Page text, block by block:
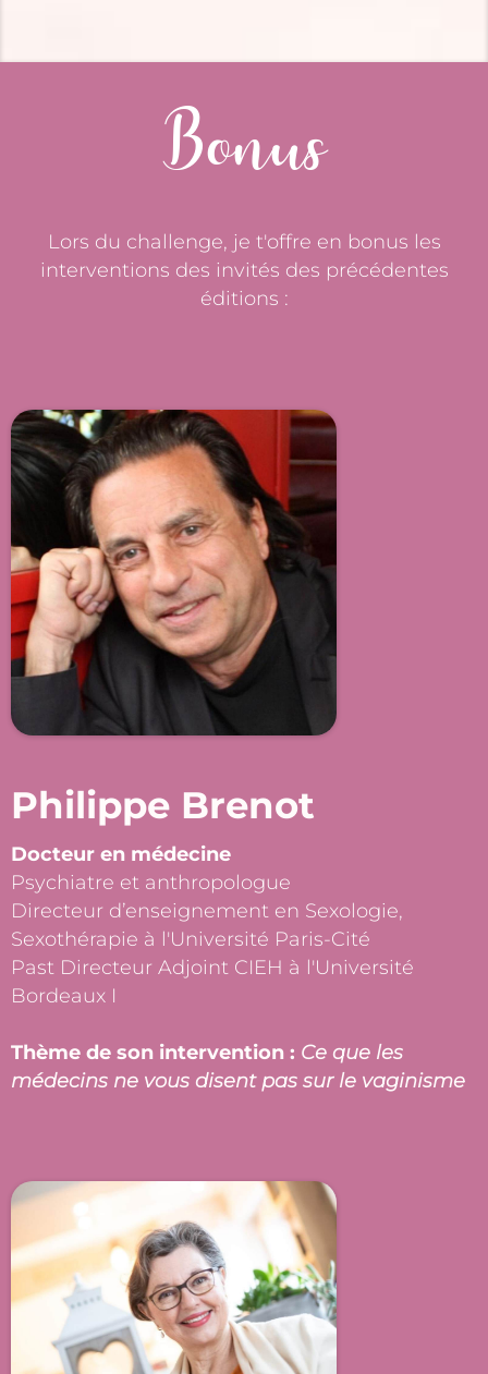
Bonus
Lors du challenge, je t'offre en bonus les
interventions des invités des précédentes
éditions :
Philippe Brenot
Docteur en médecine
Psychiatre et anthropologue
Directeur d’enseignement en Sexologie,
Sexothérapie à l'Université Paris-Cité
Past Directeur Adjoint CIEH à l'Université
Bordeaux I
Thème de son intervention : Ce que les
médecins ne vous disent pas sur le vaginisme